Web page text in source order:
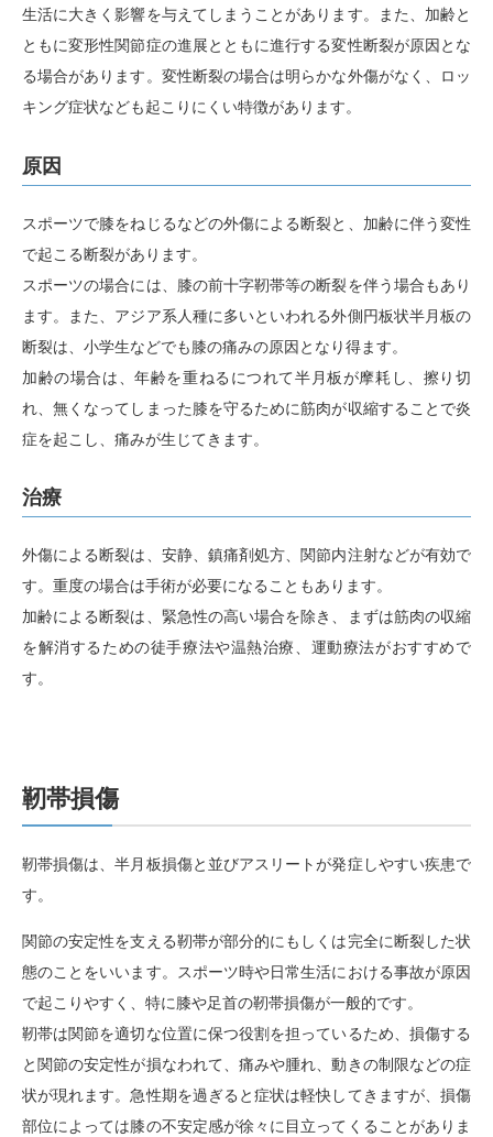
生活に大きく影響を与えてしまうことがあります。また、加齢と
ともに変形性関節症の進展とともに進行する変性断裂が原因とな
る場合があります。変性断裂の場合は明らかな外傷がなく、ロッ
キング症状なども起こりにくい特徴があります。
原因
スポーツで膝をねじるなどの外傷による断裂と、加齢に伴う変性
で起こる断裂があります。
スポーツの場合には、膝の前十字靭帯等の断裂を伴う場合もあり
ます。また、アジア系人種に多いといわれる外側円板状半月板の
断裂は、小学生などでも膝の痛みの原因となり得ます。
加齢の場合は、年齢を重ねるにつれて半月板が摩耗し、擦り切
れ、無くなってしまった膝を守るために筋肉が収縮することで炎
症を起こし、痛みが生じてきます。
治療
外傷による断裂は、安静、鎮痛剤処方、関節内注射などが有効で
す。重度の場合は手術が必要になることもあります。
加齢による断裂は、緊急性の高い場合を除き、まずは筋肉の収縮
を解消するための徒手療法や温熱治療、運動療法がおすすめで
す。
靭帯損傷
靭帯損傷は、半月板損傷と並びアスリートが発症しやすい疾患で
す。
関節の安定性を支える靭帯が部分的にもしくは完全に断裂した状
態のことをいいます。スポーツ時や日常生活における事故が原因
で起こりやすく、特に膝や足首の靭帯損傷が一般的です。
靭帯は関節を適切な位置に保つ役割を担っているため、損傷する
と関節の安定性が損なわれて、痛みや腫れ、動きの制限などの症
状が現れます。急性期を過ぎると症状は軽快してきますが、損傷
部位によっては膝の不安定感が徐々に目立ってくることがありま